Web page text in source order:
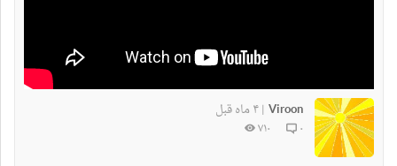
Viroon
|۴ ماه قبل
۰ ۷۱۰